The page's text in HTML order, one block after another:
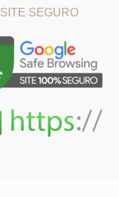
SITE SEGURO